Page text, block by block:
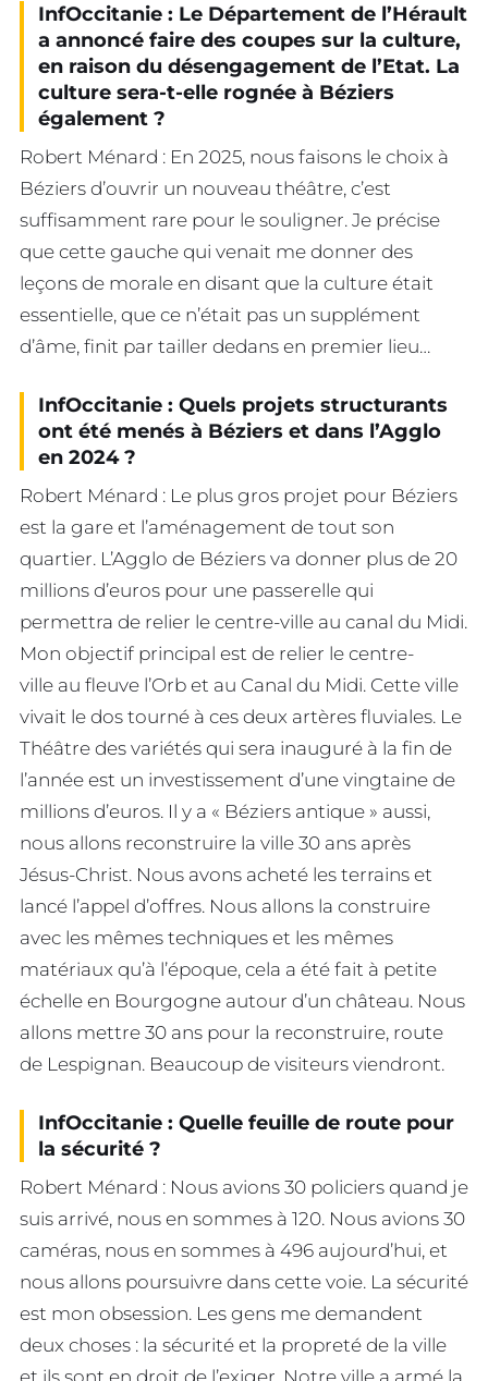
InfOccitanie : Le Département de l’Hérault
a annoncé faire des coupes sur la culture,
en raison du désengagement de l’Etat. La
culture sera-t-elle rognée à Béziers
également ?
Robert Ménard : En 2025, nous faisons le choix à
Béziers d’ouvrir un nouveau théâtre, c’est
suffisamment rare pour le souligner. Je précise
que cette gauche qui venait me donner des
leçons de morale en disant que la culture était
essentielle, que ce n’était pas un supplément
d’âme, finit par tailler dedans en premier lieu…
InfOccitanie : Quels projets structurants
ont été menés à Béziers et dans l’Agglo
en 2024 ?
Robert Ménard : Le plus gros projet pour Béziers
est la gare et l’aménagement de tout son
quartier. L’Agglo de Béziers va donner plus de 20
millions d’euros pour une passerelle qui
permettra de relier le centre-ville au canal du Midi.
Mon objectif principal est de relier le centre-
ville au fleuve l’Orb et au Canal du Midi. Cette ville
vivait le dos tourné à ces deux artères fluviales. Le
Théâtre des variétés qui sera inauguré à la fin de
l’année est un investissement d’une vingtaine de
millions d’euros. Il y a « Béziers antique » aussi,
nous allons reconstruire la ville 30 ans après
Jésus-Christ. Nous avons acheté les terrains et
lancé l’appel d’offres. Nous allons la construire
avec les mêmes techniques et les mêmes
matériaux qu’à l’époque, cela a été fait à petite
échelle en Bourgogne autour d’un château. Nous
allons mettre 30 ans pour la reconstruire, route
de Lespignan. Beaucoup de visiteurs viendront.
InfOccitanie : Quelle feuille de route pour
la sécurité ?
Robert Ménard : Nous avions 30 policiers quand je
suis arrivé, nous en sommes à 120. Nous avions 30
caméras, nous en sommes à 496 aujourd’hui, et
nous allons poursuivre dans cette voie. La sécurité
est mon obsession. Les gens me demandent
deux choses : la sécurité et la propreté de la ville
et ils sont en droit de l’exiger. Notre ville a armé la